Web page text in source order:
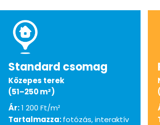
Standard csomag
Közepes terek
(51–250 m²)
Ár:1 200 Ft/m²
Tartalmazza:fotózás, interaktív